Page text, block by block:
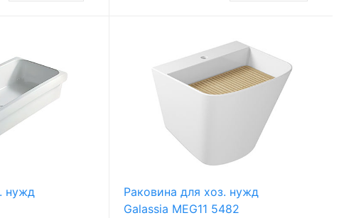
нужд
Раковина для хоз. нужд
Galassia MEG11 5482